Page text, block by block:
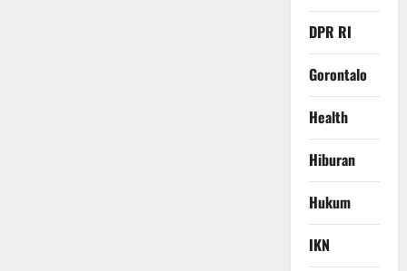
DPR RI
Gorontalo
Health
Hiburan
Hukum
IKN